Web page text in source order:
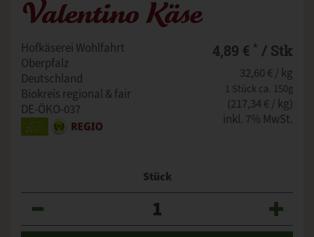
Valentino Käse
Hofkäserei Wohlfahrt
Oberpfalz
Deutschland
Biokreis regional & fair
DE-ÖKO-037
4,89 € * / Stk
32,60 € / kg
1 Stück ca. 150g
(217,34 € / kg)
inkl. 7% MwSt.
Stück